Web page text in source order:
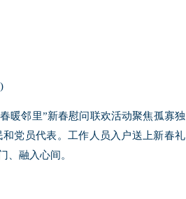
暖邻里”新春慰问联欢活动聚焦孤寡独
党员代表。工作人员入户送上新春礼
、融入心间。